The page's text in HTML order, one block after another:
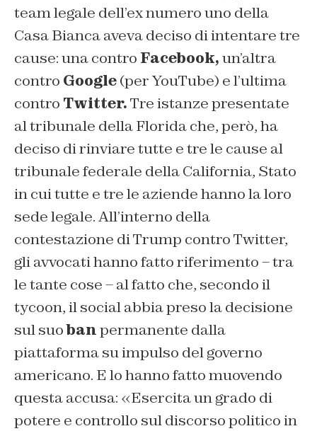
team legale dell’ex numero uno della
Casa Bianca aveva deciso di intentare tre
cause: una contro Facebook,un’altra
contro Google(per YouTube) e l’ultima
contro Twitter.Tre istanze presentate
al tribunale della Florida che, però, ha
deciso di rinviare tutte e tre le cause al
tribunale federale della California, Stato
in cui tutte e tre le aziende hanno la loro
sede legale. All’interno della
contestazione di Trump contro Twitter,
gli avvocati hanno fatto riferimento – tra
le tante cose – al fatto che, secondo il
tycoon,il social abbia preso la decisione
sul suobanpermanente dalla
piattaforma su impulso del governo
americano. E lo hanno fatto muovendo
questa accusa: «Esercita un grado di
potere e controllo sul discorso politico in